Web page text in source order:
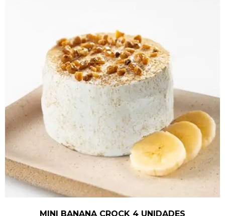
MINI BANANA CROCK 4 UNIDADES